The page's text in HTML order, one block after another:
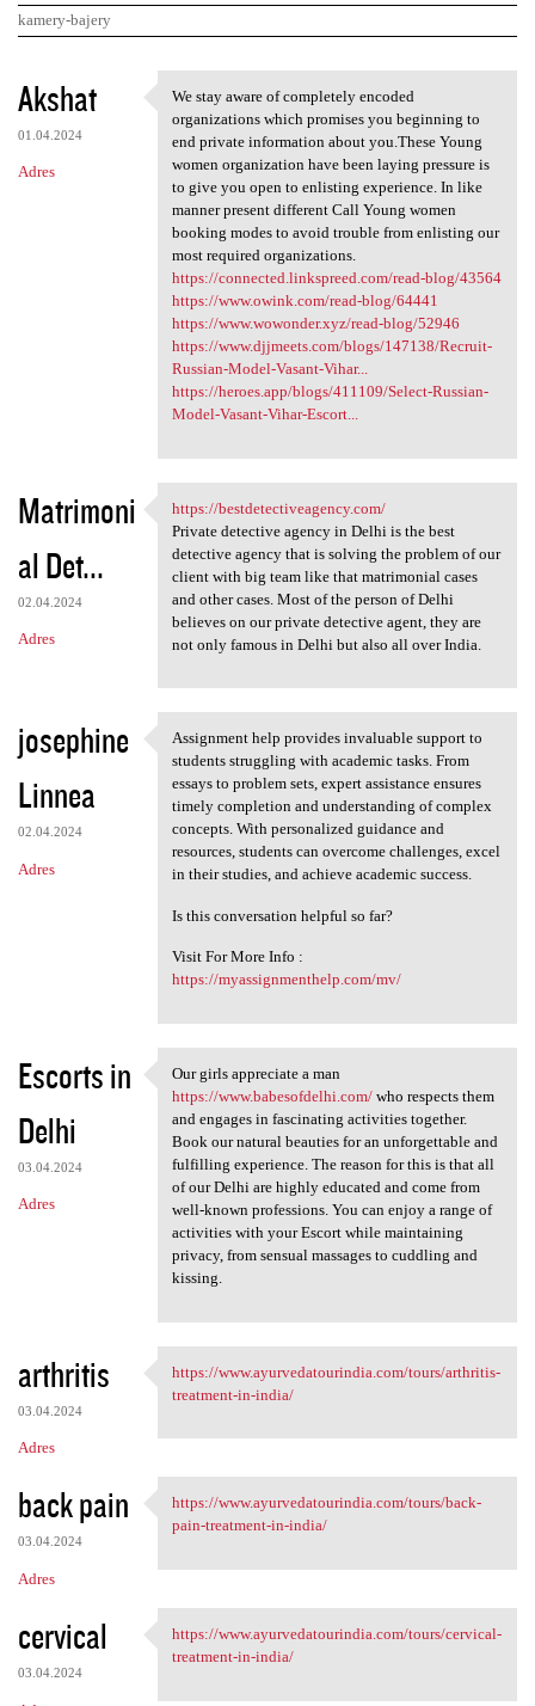
kamery-bajery
K
o
m
e
Akshat
01.04.2024
Adres
We stay aware of completely
We stay aware of completely encoded
organizations which promises you beginning to
end private information about you.These Young
women organization have been laying pressure is
to give you open to enlisting experience. In like
manner present different Call Young women
booking modes to avoid trouble from enlisting our
most required organizations.
https://connected.linkspreed.com/read-blog/43564
https://www.owink.com/read-blog/64441
https://www.wowonder.xyz/read-blog/52946
https://www.djjmeets.com/blogs/147138/Recruit-
Russian-Model-Vasant-Vihar...
https://heroes.app/blogs/411109/Select-Russian-
Model-Vasant-Vihar-Escort...
Matrimoni
al Det...
02.04.2024
Adres
https://bestdetectiveagency
https://bestdetectiveagency.com/
Private detective agency in Delhi is the best
detective agency that is solving the problem of our
client with big team like that matrimonial cases
and other cases. Most of the person of Delhi
believes on our private detective agent, they are
not only famous in Delhi but also all over India.
josephine
Linnea
02.04.2024
Adres
Assignment help provides
Assignment help provides invaluable support to
students struggling with academic tasks. From
essays to problem sets, expert assistance ensures
timely completion and understanding of complex
concepts. With personalized guidance and
resources, students can overcome challenges, excel
in their studies, and achieve academic success.
Is this conversation helpful so far?
Visit For More Info :
https://myassignmenthelp.com/mv/
Escorts in
Delhi
03.04.2024
Adres
Our girls appreciate a man
Our girls appreciate a man
https://www.babesofdelhi.com/who respects them
and engages in fascinating activities together.
Book our natural beauties for an unforgettable and
fulfilling experience. The reason for this is that all
of our Delhi are highly educated and come from
well-known professions. You can enjoy a range of
activities with your Escort while maintaining
privacy, from sensual massages to cuddling and
kissing.
arthritis
03.04.2024
Adres
https://www.ayurvedatourindia
https://www.ayurvedatourindia.com/tours/arthritis-
treatment-in-india/
back pain
03.04.2024
Adres
https://www.ayurvedatourindia
https://www.ayurvedatourindia.com/tours/back-
pain-treatment-in-india/
cervical
03.04.2024
https://www.ayurvedatourindia
https://www.ayurvedatourindia.com/tours/cervical-
treatment-in-india/